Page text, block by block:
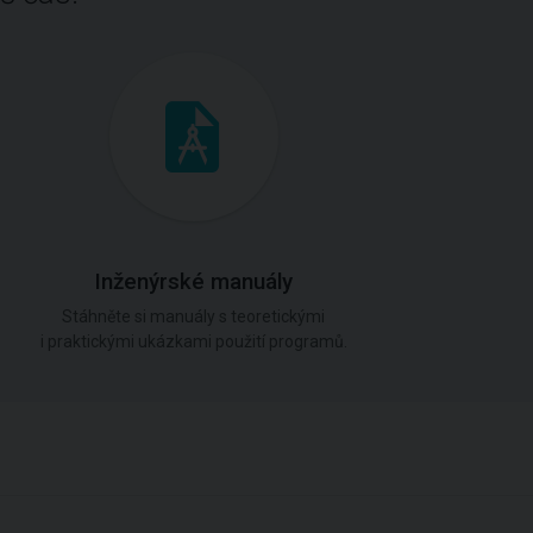
Inženýrské manuály